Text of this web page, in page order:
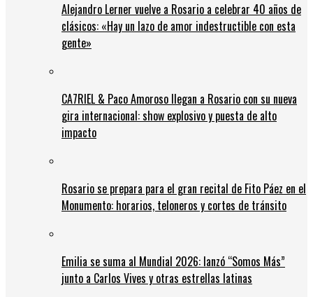
Alejandro Lerner vuelve a Rosario a celebrar 40 años de
clásicos: «Hay un lazo de amor indestructible con esta
gente»
CA7RIEL & Paco Amoroso llegan a Rosario con su nueva
gira internacional: show explosivo y puesta de alto
impacto
Rosario se prepara para el gran recital de Fito Páez en el
Monumento: horarios, teloneros y cortes de tránsito
Emilia se suma al Mundial 2026: lanzó “Somos Más”
junto a Carlos Vives y otras estrellas latinas